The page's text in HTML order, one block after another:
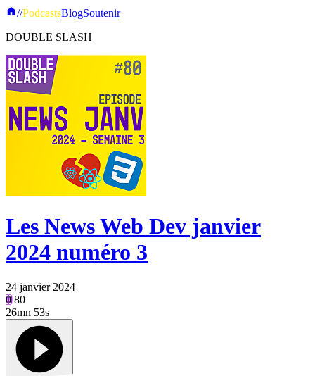
//PodcastsBlogSoutenir
DOUBLE SLASH
Les News Web Dev janvier
2024 numéro 3
24 janvier 2024
080
26mn 53s